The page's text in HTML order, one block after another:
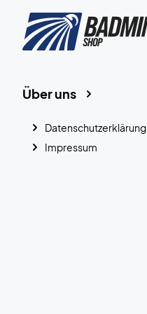
Über uns
Datenschutzerklärung
Impressum